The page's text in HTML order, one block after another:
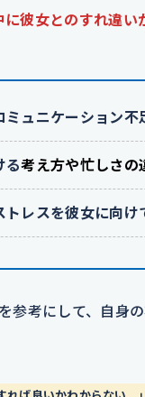
に彼女とのすれ違い
ミュニケーション不
る考え方や忙しさの
トレスを彼女に向け
参考にして、自身